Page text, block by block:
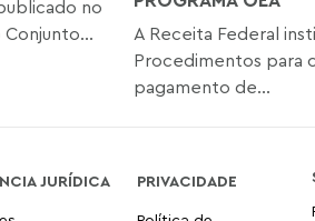
no
Conjunto...
A Receita Federal
Procedimentos para
pagamento de...
JURÍDICA PRIVACIDADE